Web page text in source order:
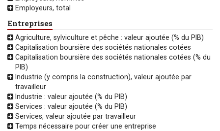
Employeurs, total
Entreprises
Agriculture, sylviculture et pêche : valeur ajoutée (% du PIB)
Capitalisation boursière des sociétés nationales cotées
Capitalisation boursière des sociétés nationales cotées (% du
PIB)
Industrie (y compris la construction), valeur ajoutée par
travailleur
Industrie : valeur ajoutée (% du PIB)
Services : valeur ajoutée (% du PIB)
Services, valeur ajoutée par travailleur
Temps nécessaire pour créer une entreprise